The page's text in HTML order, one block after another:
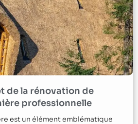
de la rénovation de
professionnelle
est un élément emblématique